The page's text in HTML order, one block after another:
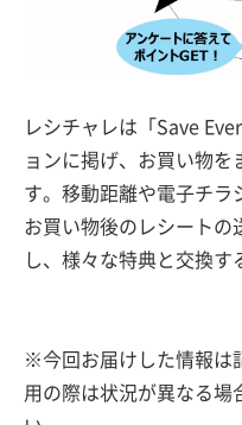
レシチャレは「Save
ョンに掲げ、お買い物を
す。移動距離や電子チラ
お買い物後のレシートの
し、様々な特典と交換す
※今回お届けした情報は
用の際は状況が異なる場